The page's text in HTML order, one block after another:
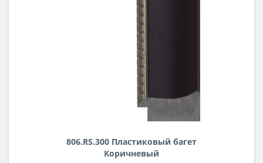
806.RS.300 Пластиковый багет
Коричневый